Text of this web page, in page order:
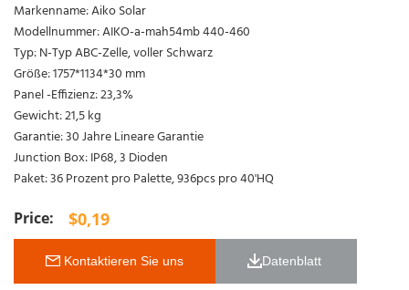
Markenname: Aiko Solar
Modellnummer: AIKO-a-mah54mb 440-460
Typ: N-Typ ABC-Zelle, voller Schwarz
Größe: 1757*1134*30 mm
Panel -Effizienz: 23,3%
Gewicht: 21,5 kg
Garantie: 30 Jahre Lineare Garantie
Junction Box: IP68, 3 Dioden
Paket: 36 Prozent pro Palette, 936pcs pro 40'HQ
$0,19
Kontaktieren Sie uns Datenblatt